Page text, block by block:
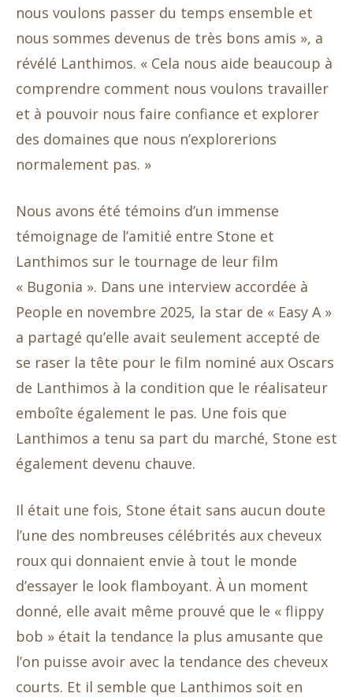
nous voulons passer du temps ensemble et
nous sommes devenus de très bons amis », a
révélé Lanthimos. « Cela nous aide beaucoup à
comprendre comment nous voulons travailler
et à pouvoir nous faire confiance et explorer
des domaines que nous n’explorerions
normalement pas. »
Nous avons été témoins d’un immense
témoignage de l’amitié entre Stone et
Lanthimos sur le tournage de leur film
« Bugonia ». Dans une interview accordée à
People en novembre 2025, la star de « Easy A »
a partagé qu’elle avait seulement accepté de
se raser la tête pour le film nominé aux Oscars
de Lanthimos à la condition que le réalisateur
emboîte également le pas. Une fois que
Lanthimos a tenu sa part du marché, Stone est
également devenu chauve.
Il était une fois, Stone était sans aucun doute
l’une des nombreuses célébrités aux cheveux
roux qui donnaient envie à tout le monde
d’essayer le look flamboyant. À un moment
donné, elle avait même prouvé que le « flippy
bob » était la tendance la plus amusante que
l’on puisse avoir avec la tendance des cheveux
courts. Et il semble que Lanthimos soit en